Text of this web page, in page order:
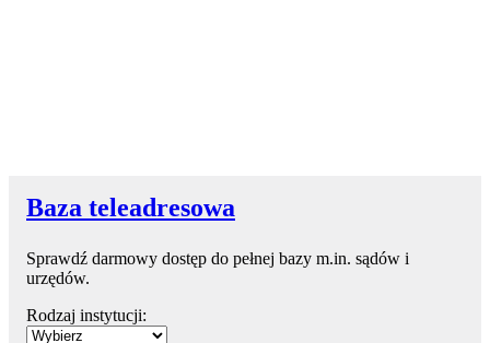
Baza teleadresowa
Sprawdź darmowy dostęp do pełnej bazy m.in. sądów i
urzędów.
Rodzaj instytucji: